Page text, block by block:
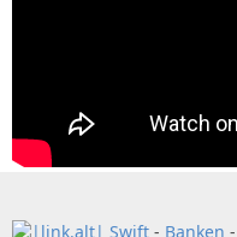
Swift - Banken -